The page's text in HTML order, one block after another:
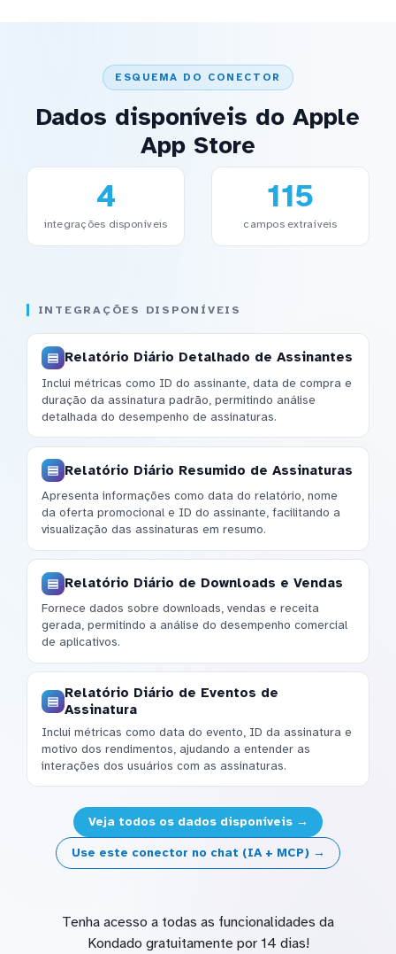
ESQUEMA DO CONECTOR
Dados disponíveis do Apple
App Store
4
integrações disponíveis
115
campos extraíveis
INTEGRAÇÕES DISPONÍVEIS
Relatório Diário Detalhado de Assinantes
Inclui métricas como ID do assinante, data de compra e
duração da assinatura padrão, permitindo análise
detalhada do desempenho de assinaturas.
Relatório Diário Resumido de Assinaturas
Apresenta informações como data do relatório, nome
da oferta promocional e ID do assinante, facilitando a
visualização das assinaturas em resumo.
Relatório Diário de Downloads e Vendas
Fornece dados sobre downloads, vendas e receita
gerada, permitindo a análise do desempenho comercial
de aplicativos.
Relatório Diário de Eventos de
Assinatura
Inclui métricas como data do evento, ID da assinatura e
motivo dos rendimentos, ajudando a entender as
interações dos usuários com as assinaturas.
Veja todos os dados disponíveis →
Use este conector no chat (IA + MCP) →
Tenha acesso a todas as funcionalidades da
Kondado gratuitamente por 14 dias!